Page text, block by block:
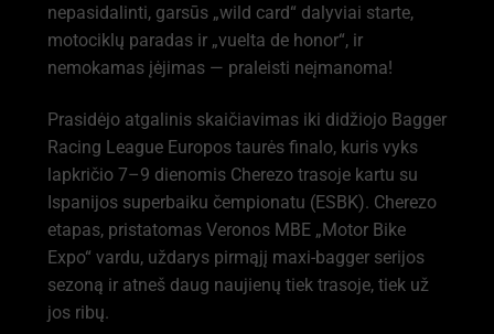
nepasidalinti, garsūs „wild card“ dalyviai starte,
motociklų paradas ir „vuelta de honor“, ir
nemokamas įėjimas — praleisti neįmanoma!
Prasidėjo atgalinis skaičiavimas iki didžiojo Bagger
Racing League Europos taurės finalo, kuris vyks
lapkričio 7–9 dienomis Cherezo trasoje kartu su
Ispanijos superbaiku čempionatu (ESBK). Cherezo
etapas, pristatomas Veronos MBE „Motor Bike
Expo“ vardu, uždarys pirmąjį maxi-bagger serijos
sezoną ir atneš daug naujienų tiek trasoje, tiek už
jos ribų.